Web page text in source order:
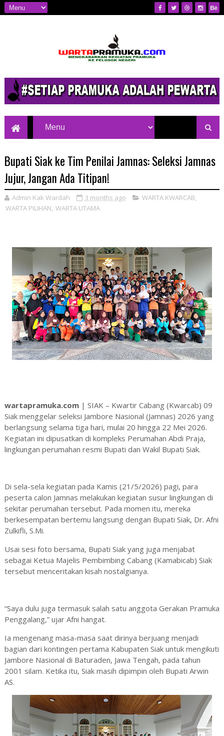
Pelosok Negeri
Bupati Siak ke Tim Penilai Jamnas: Seleksi Jamnas
Jujur, Jangan Ada Titipan!
Admin Kak Wardah 3 months ago WARTA KWARCAB,
WARTA PILIHAN, WARTA UTAMA
wartapramuka.com| SIAK – Kwartir Cabang (Kwarcab) 09
Siak menggelar seleksi Jambore Nasional (Jamnas) 2026 yang
berlangsung selama tiga hari, mulai 20 hingga 22 Mei 2026.
Kegiatan ini dipusatkan di kompleks Perumahan Abdi Praja,
lingkungan perumahan resmi Bupati dan Wakil Bupati Siak.
Di sela-sela kegiatan pada Kamis (21/5/2026) pagi, para
peserta calon Jamnas melakukan kegiatan susur lingkungan di
sekitar perumahan tersebut. Pada momen itu, mereka
berkesempatan bertemu langsung dengan Bupati Siak, Dr. Afni
Zulkifli, S.Mi.
Usai sesi foto bersama, Bupati Siak yang juga menjabat
sebagai Ketua Majelis Pembimbing Cabang (Kamabicab) Siak
tersebut menceritakan kisah nostalgianya.
“Saya dulu juga termasuk salah satu anggota Gerakan Pramuka
Penggalang,” ujar Afni hangat.
Ia mengenang masa-masa saat dirinya berjuang menjadi
bagian dari kontingen pertama Kabupaten Siak untuk mengikuti
Jambore Nasional di Baturaden, Jawa Tengah, pada tahun
2001 silam. Ketika itu, Siak masih dipimpin oleh Bupati Arwin
AS.